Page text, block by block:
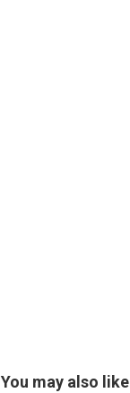
You may also like